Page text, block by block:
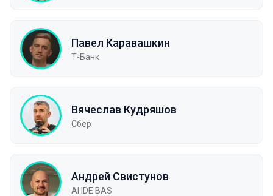
Павел Каравашкин
Т-Банк
Вячеслав Кудряшов
Сбер
Андрей Свистунов
AI IDE BAS